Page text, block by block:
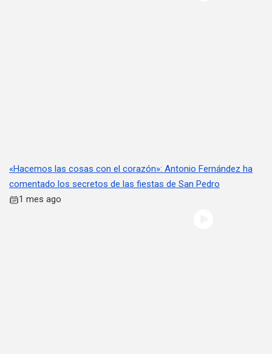
«Hacemos las cosas con el corazón»: Antonio Fernández ha
comentado los secretos de las fiestas de San Pedro
1 mes ago